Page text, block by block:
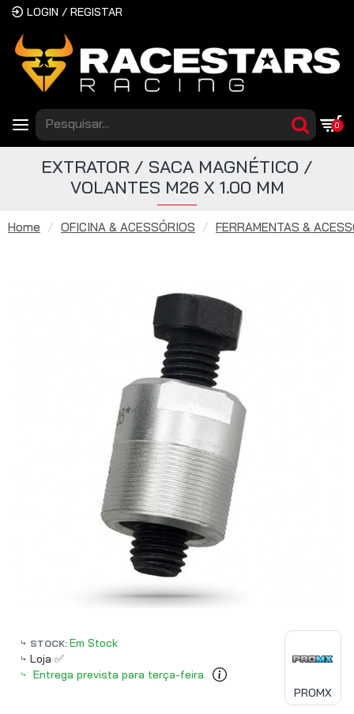
LOGIN / REGISTAR
0
Home OFICINA & ACESSÓRIOS FERRAMENTAS &
EXTRATOR / SACA MAGNÉTICO /
VOLANTES M26 X 1.00 MM
STOCK: Em Stock
Loja ✅
Entrega prevista para terça-feira.
PROMX